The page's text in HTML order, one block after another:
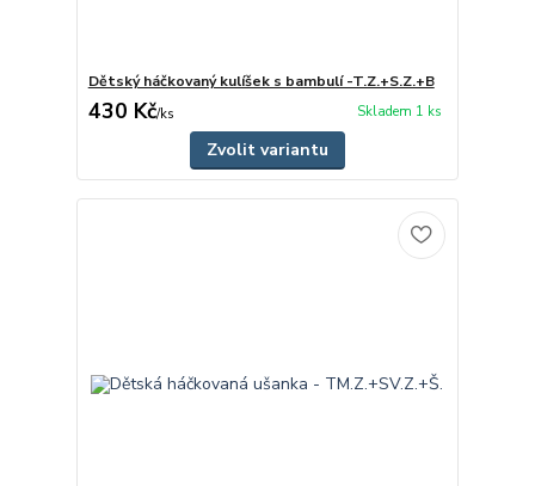
Dětský háčkovaný kulíšek s bambulí -T.Z.+S.Z.+B
430 Kč/ks Skladem 1 ks
Zvolit variantu